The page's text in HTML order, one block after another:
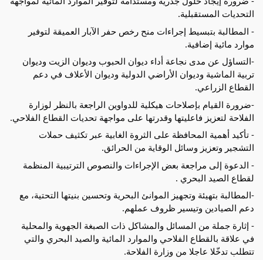
التحديات المستقبلية.
- المطالبة بتبسيط إجراءات منح رخص حفر الآبار العميقة لتوفير
موارد مائية إضافية.
-التساؤل عن مدى نجاعة أداء ديوان الحبوب وديوان الزيت وديوان
تربية الماشية وديوان الأراضي الدولية وديوان الأعلاف في دعم
القطاع الزراعي.
-ضرورة القيام بإصلاحات هيكلية للدواوين الراجعة بالنظر لوزارة
الفلاحة لتعزيز فاعليتها وقدرتها على مواجهة تحديات القطاع الفلاحي.
- تأكيد أهمية المحافظة على الثروة الغابية عبر تكثيف حملات
التشجير وتعزيز وسائل الوقاية من الحرائق.
- الدعوة إلى مراجعة بعض الإجراءات والنصوص الترتيبية المنظمة
لقطاع الصيد البحري .
-المطالبة بتهيئة وتجهيز الموانئ البحرية وتحسين بنيتها التحتية، مع
دعم الصيادين وتيسير ظروف عملهم.
- إثارة جملة من المسائل والمشاكل ذات الصبغة الجهوية والمحلية
في علاقة بالقطاع الفلاحي والموارد المائية والصيد البحري والتي
تتطلب تدخّلا عاجلا من وزارة الفلاحة.